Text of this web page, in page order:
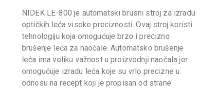
NIDEK LE-800 je automatski brusni stroj za izradu
optičkih leća visoke preciznosti. Ovaj stroj koristi
tehnologiju koja omogućuje brzo i precizno
brušenje leća za naočale. Automatsko brušenje
leća ima veliku važnost u proizvodnji naočala jer
omogućuje izradu leća koje su vrlo precizne u
odnosu na recept koji je propisan od strane